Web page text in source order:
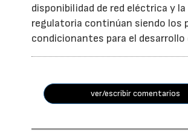
disponibilidad de red eléctrica y la
regulatoria continúan siendo los
condicionantes para el desarrollo
ver/escribir comentarios